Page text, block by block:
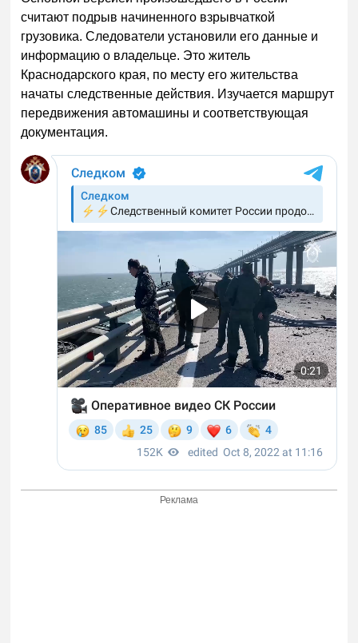
считают подрыв начиненного взрывчаткой
грузовика. Следователи установили его данные и
информацию о владельце. Это житель
Краснодарского края, по месту его жительства
начаты следственные действия. Изучается маршрут
передвижения автомашины и соответствующая
документация.
Реклама